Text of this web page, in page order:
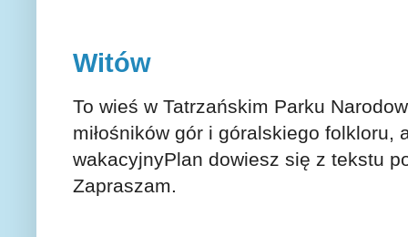
Witów
To wieś w Tatrzańskim Parku
miłośników gór i góralskiego
wakacyjnyPlan dowiesz się z tekstu
Zapraszam.